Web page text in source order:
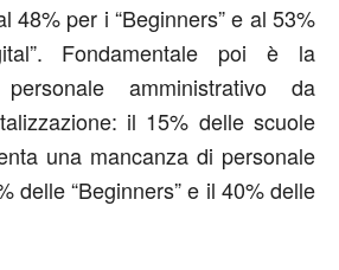
48% per i “Beginners” e al 53%
Fondamentale poi è la
amministrativo da
il 15% delle scuole
una mancanza di personale
delle “Beginners” e il 40% delle